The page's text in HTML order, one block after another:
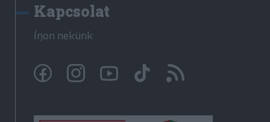
Kapcsolat
Írjon nekünk